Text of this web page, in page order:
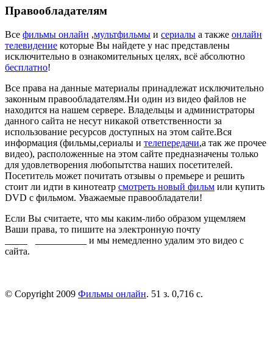
Правообладателям
Все фильмы онлайн ,мультфильмы и сериалы а также онлайн
телевидение которые Вы найдете у нас представлены
исключительно в ознакомительных целях, всё абсолютно
бесплатно!
Все права на данные материалы принадлежат исключительно
законным правообладателям.Ни один из видео файлов не
находится на нашем сервере. Владельцы и администраторы
данного сайта не несут никакой ответственности за
использование ресурсов доступных на этом сайте.Вся
информация (фильмы,сериалы и телепередачи,а так же прочее
видео), расположенные на этом сайте предназначены только
для удовлетворения любопытства наших посетителей.
Посетитель может почитать отзывы о премьере и решить
стоит ли идти в кинотеатр смотреть новый фильм или купить
DVD с фильмом. Уважаемые правообладатели!
Если Вы считаете, что мы каким-либо образом ущемляем
Ваши права, то пишите на электронную почту
и мы немедленно удалим это видео с
сайта.
© Copyright 2009 Фильмы онлайн. 51 з. 0,716 с.